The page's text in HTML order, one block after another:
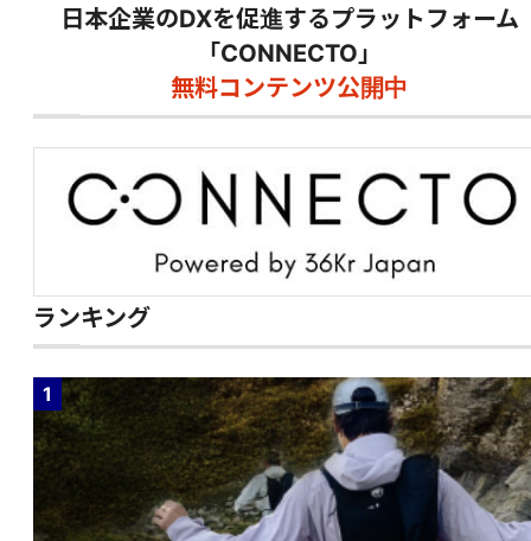
日本企業のDXを促進するプラットフォーム
「CONNECTO」
無料コンテンツ公開中
ランキング
1